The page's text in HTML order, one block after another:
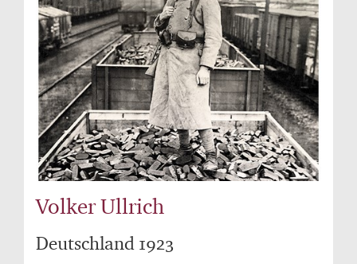
Volker Ullrich
Deutschland 1923